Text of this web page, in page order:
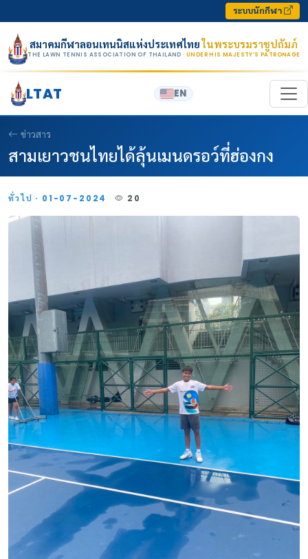
ระบบนักกีฬา
สมาคมกีฬาลอนเทนนิสแห่งประเทศไทยในพระบรมราชูปถัมภ์
THE LAWN TENNIS ASSOCIATION OF THAILAND · UNDER HIS MAJESTY’S PATRONAGE
LTAT EN
ข่าวสาร
สามเยาวชนไทยได้ลุ้นเมนดรอว์ที่ฮ่องกง
ทั่วไป · 01-07-2024 20